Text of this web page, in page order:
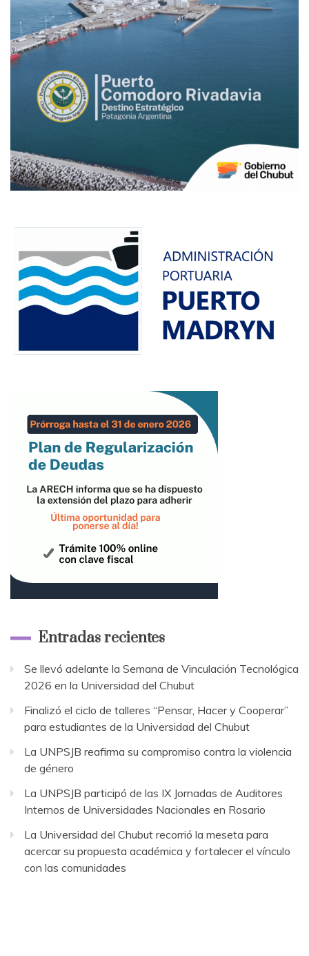
Entradas recientes
Se llevó adelante la Semana de Vinculación Tecnológica
2026 en la Universidad del Chubut
Finalizó el ciclo de talleres “Pensar, Hacer y Cooperar”
para estudiantes de la Universidad del Chubut
La UNPSJB reafirma su compromiso contra la violencia
de género
La UNPSJB participó de las IX Jornadas de Auditores
Internos de Universidades Nacionales en Rosario
La Universidad del Chubut recorrió la meseta para
acercar su propuesta académica y fortalecer el vínculo
con las comunidades